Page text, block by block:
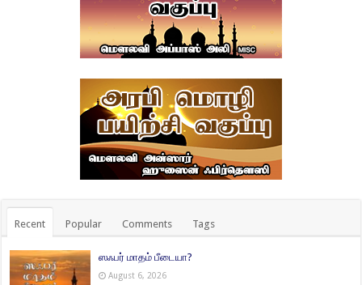
Recent Popular Comments Tags
ஸஃபர் மாதம் பீடையா?
August 6, 2026